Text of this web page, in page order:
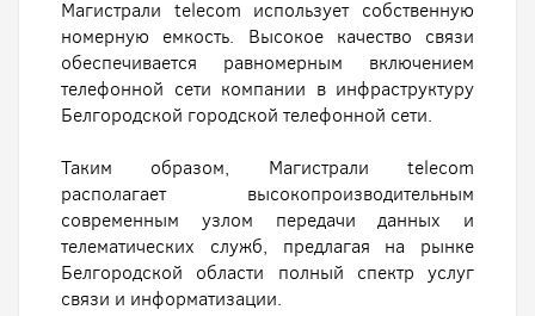
Магистрали telecom использует собственную
номерную емкость. Высокое качество связи
обеспечивается равномерным включением
телефонной сети компании в инфраструктуру
Белгородской городской телефонной сети.
Таким образом, Магистрали telecom
располагает высокопроизводительным
современным узлом передачи данных и
телематических служб, предлагая на рынке
Белгородской области полный спектр услуг
связи и информатизации.